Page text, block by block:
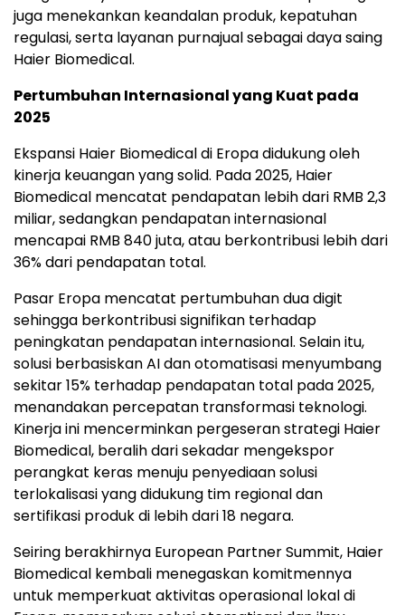
juga menekankan keandalan produk, kepatuhan
regulasi, serta layanan purnajual sebagai daya saing
Haier Biomedical.
Pertumbuhan Internasional yang Kuat pada
2025
Ekspansi Haier Biomedical di Eropa didukung oleh
kinerja keuangan yang solid. Pada 2025, Haier
Biomedical mencatat pendapatan lebih dari RMB 2,3
miliar, sedangkan pendapatan internasional
mencapai RMB 840 juta, atau berkontribusi lebih dari
36% dari pendapatan total.
Pasar Eropa mencatat pertumbuhan dua digit
sehingga berkontribusi signifikan terhadap
peningkatan pendapatan internasional. Selain itu,
solusi berbasiskan AI dan otomatisasi menyumbang
sekitar 15% terhadap pendapatan total pada 2025,
menandakan percepatan transformasi teknologi.
Kinerja ini mencerminkan pergeseran strategi Haier
Biomedical, beralih dari sekadar mengekspor
perangkat keras menuju penyediaan solusi
terlokalisasi yang didukung tim regional dan
sertifikasi produk di lebih dari 18 negara.
Seiring berakhirnya European Partner Summit, Haier
Biomedical kembali menegaskan komitmennya
untuk memperkuat aktivitas operasional lokal di